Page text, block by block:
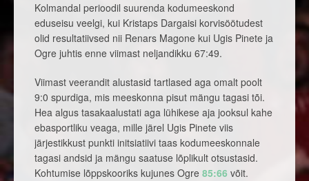
Kolmandal perioodil suurenda kodumeeskond
eduseisu veelgi, kui Kristaps Dargaisi korvisöötudest
olid resultatiivsed nii Renars Magone kui Ugis Pinete ja
Ogre juhtis enne viimast neljandikku 67:49.
Viimast veerandit alustasid tartlased aga omalt poolt
9:0 spurdiga, mis meeskonna pisut mängu tagasi tõi.
Hea algus tasakaalustati aga lühikese aja jooksul kahe
ebasportliku veaga, mille järel Ugis Pinete viis
järjestikkust punkti initsiatiivi taas kodumeeskonnale
tagasi andsid ja mängu saatuse lõplikult otsustasid.
Kohtumise lõppskooriks kujunes Ogre 85:66 võit.